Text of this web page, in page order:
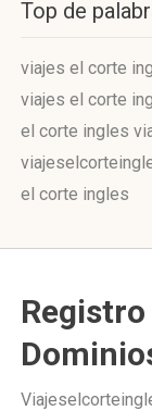
Top de
viajes el corte
viajes el corte
el corte ingles
el corte ingles